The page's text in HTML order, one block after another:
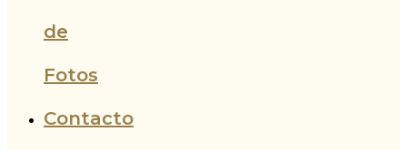
de
Fotos
Contacto